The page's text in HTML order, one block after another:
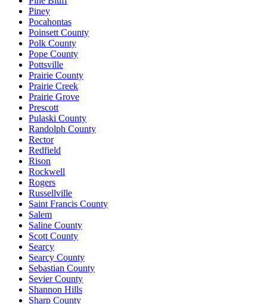
Piney
Pocahontas
Poinsett County
Polk County
Pope County
Pottsville
Prairie County
Prairie Creek
Prairie Grove
Prescott
Pulaski County
Randolph County
Rector
Redfield
Rison
Rockwell
Rogers
Russellville
Saint Francis County
Salem
Saline County
Scott County
Searcy
Searcy County
Sebastian County
Sevier County
Shannon Hills
Sharp County